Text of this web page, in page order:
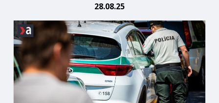
28.08.25